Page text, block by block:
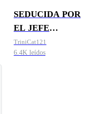
SEDUCIDA POR
EL JEFE
MAFIOSO
TriniCat121
6.4K leídos